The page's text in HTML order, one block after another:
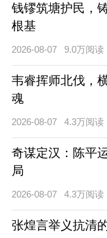
钱镠筑塘护民，
根基
2026-08-07 9.0万阅读
韦睿挥师北伐，
魂
2026-08-07 4.3万阅读
奇谋定汉：陈平
局
2026-08-07 4.3万阅读
张煌言举义抗清